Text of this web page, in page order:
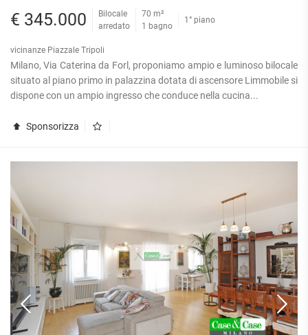
€ 345.000
Bilocale
arredato
70 m²
1 bagno
1° piano
vicinanze Piazzale Tripoli
Milano, Via Caterina da Forl, proponiamo ampio e luminoso bilocale
situato al piano primo in palazzina dotata di ascensore Limmobile si
dispone con un ampio ingresso che conduce nella cucina...
Sponsorizza